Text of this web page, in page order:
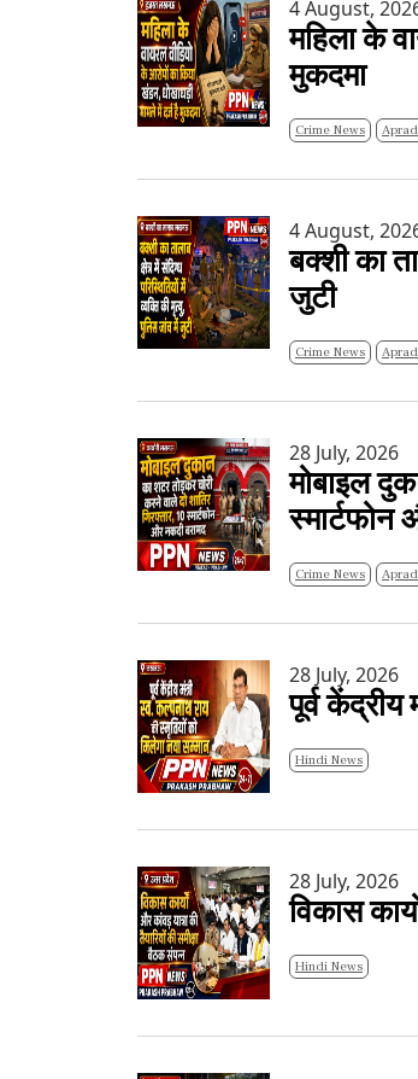
4 August,
महिला के
मुकदमा
Crime News
4 August,
बक्शी का
जुटी
Crime News
28 July, 2026
मोबाइल
स्मार्टफोन
Crime News
28 July, 2026
पूर्व
Hindi News
28 July, 2026
विकास
Hindi News